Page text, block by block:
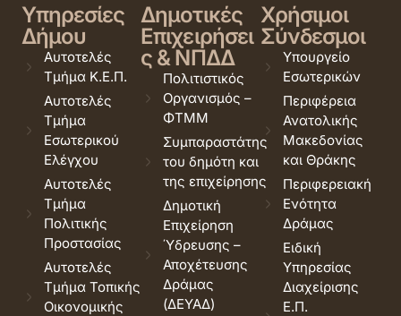
Υπηρεσίες
Δήμου
Αυτοτελές
Τμήμα Κ.Ε.Π.
Αυτοτελές
Τμήμα
Εσωτερικού
Ελέγχου
Αυτοτελές
Τμήμα
Πολιτικής
Προστασίας
Αυτοτελές
Τμήμα Τοπικής
Οικονομικής
Δημοτικές
Επιχειρήσει
ς & ΝΠΔΔ
Πολιτιστικός
Οργανισμός –
ΦΤΜΜ
Συμπαραστάτης
του δημότη και
της επιχείρησης
Δημοτική
Επιχείρηση
Ύδρευσης –
Αποχέτευσης
Δράμας
(ΔΕΥΑΔ)
Χρήσιμοι
Σύνδεσμοι
Υπουργείο
Εσωτερικών
Περιφέρεια
Ανατολικής
Μακεδονίας
και Θράκης
Περιφερειακή
Ενότητα
Δράμας
Ειδική
Υπηρεσίας
Διαχείρισης
Ε.Π.